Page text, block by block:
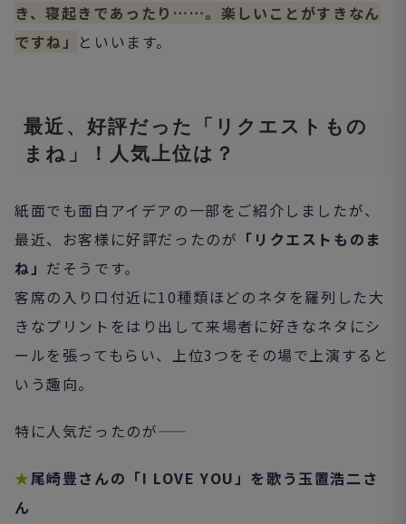
き、寝起きであったり……。楽しいことがすきなん
ですね」 といいます。
最近、好評だった「リクエストもの
まね」！人気上位は？
紙面でも面白アイデアの一部をご紹介しましたが、
最近、お客様に好評だったのが 「リクエストものま
ね」 だそうです。
客席の入り口付近に10種類ほどのネタを羅列した大
きなプリントをはり出して来場者に好きなネタにシ
ールを張ってもらい、上位3つをその場で上演すると
いう趣向。
特に人気だったのが――
★尾崎豊さんの「I LOVE YOU」を歌う玉置浩二さ
ん